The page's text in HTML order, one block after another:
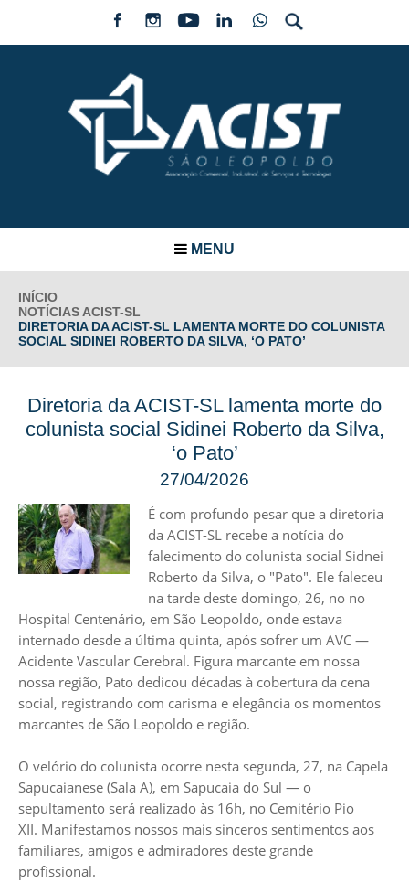
MENU
INÍCIO
NOTÍCIAS ACIST-SL
DIRETORIA DA ACIST-SL LAMENTA MORTE DO COLUNISTA
SOCIAL SIDINEI ROBERTO DA SILVA, ‘O PATO’
Diretoria da ACIST-SL lamenta morte do
colunista social Sidinei Roberto da Silva,
‘o Pato’
27/04/2026
É com profundo pesar que a diretoria
da ACIST-SL recebe a notícia do
falecimento do colunista social Sidnei
Roberto da Silva, o "Pato". Ele faleceu
na tarde deste domingo, 26, no no
Hospital Centenário, em São Leopoldo, onde estava
internado desde a última quinta, após sofrer um AVC —
Acidente Vascular Cerebral. Figura marcante em nossa
nossa região, Pato dedicou décadas à cobertura da cena
social, registrando com carisma e elegância os momentos
marcantes de São Leopoldo e região.
O velório do colunista ocorre nesta segunda, 27, na Capela
Sapucaianese (Sala A), em Sapucaia do Sul — o
sepultamento será realizado às 16h, no Cemitério Pio
XII. Manifestamos nossos mais sinceros sentimentos aos
familiares, amigos e admiradores deste grande
profissional.